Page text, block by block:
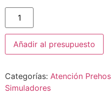
Añadir al presupuesto
Categorías: Atención
Simuladores